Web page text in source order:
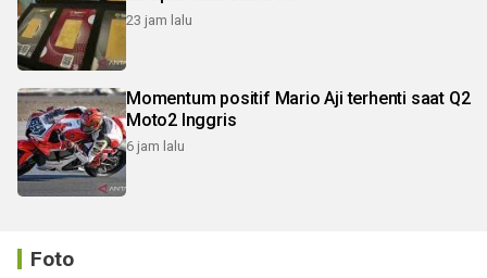
23 jam lalu
Momentum positif Mario Aji terhenti saat Q2
Moto2 Inggris
6 jam lalu
Foto